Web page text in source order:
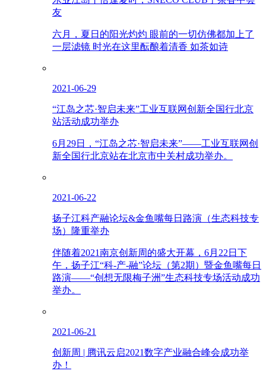
友
六月，夏日的阳光灼灼 眼前的一切仿佛都加上了
一层滤镜 时光在这里酝酿着清香 如茶如诗
2021-06-29
“江岛之芯·智启未来”工业互联网创新全国行北京
站活动成功举办
6月29日，“江岛之芯·智启未来”——工业互联网创
新全国行北京站在北京市中关村成功举办。
2021-06-22
扬子江科产融论坛&金鱼嘴每日路演（生态科技专
场）隆重举办
伴随着2021南京创新周的盛大开幕，6月22日下
午，扬子江“科-产-融”论坛（第2期）暨金鱼嘴每日
路演——“创想无限梅子洲”生态科技专场活动成功
举办。
2021-06-21
创新周 | 腾讯云启2021数字产业融合峰会成功举
办！